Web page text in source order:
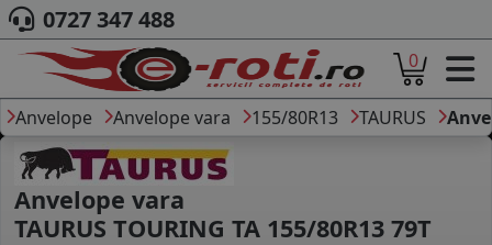
ACASA
DESPRE NOI
ANVELOPE
AUTO
CAMION
MOTO
0727 347 488
0
Anvelope Anvelope vara 155/80R13 TAURUS
Anvelope vara
TAURUS TOURING TA 155/80R13 79T